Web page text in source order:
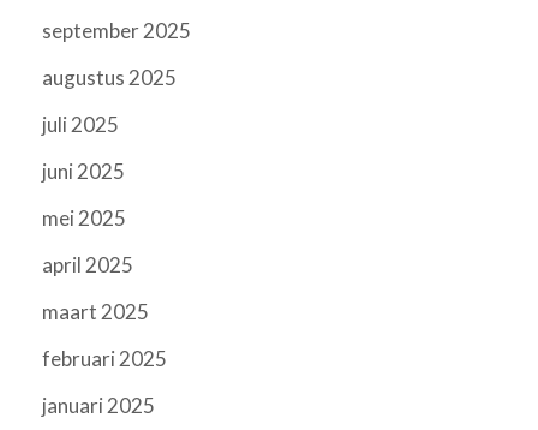
september 2025
augustus 2025
juli 2025
juni 2025
mei 2025
april 2025
maart 2025
februari 2025
januari 2025